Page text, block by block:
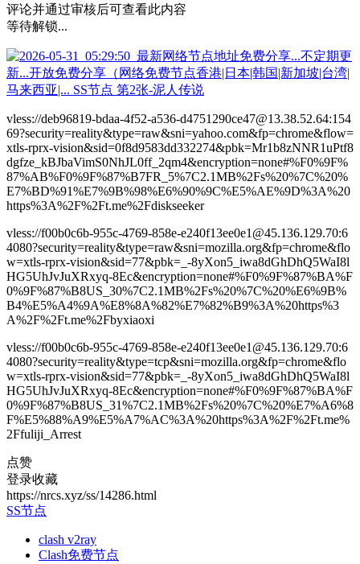
评论并通过审核后可查看此内容
等待解锁...
vless://deb96819-bdaa-4f52-a536-d4751290ce47@13.38.52.64:154
69?security=reality&type=raw&sni=yahoo.com&fp=chrome&flow=
xtls-rprx-vision&sid=0f8d9583dd332274&pbk=Mr1b8zNNR1uPtf8
dgfze_kBJbaVimS0NhJL0ff_2qm4&encryption=none#%F0%9F%
87%AB%F0%9F%87%B7FR_5%7C2.1MB%2Fs%20%7C%20%
E7%BD%91%E7%9B%98%E6%90%9C%E5%AE%9D%3A%20
https%3A%2F%2Ft.me%2Fdiskseeker
vless://f00b0c6b-955c-4769-858e-e240f13ee0e1@45.136.129.70:6
4080?security=reality&type=raw&sni=mozilla.org&fp=chrome&flo
w=xtls-rprx-vision&sid=77&pbk=_-8yXon5_iwa8dGhDhQ5WaI8l
HG5UhJvJuXRxyq-8Ec&encryption=none#%F0%9F%87%BA%F
0%9F%87%B8US_30%7C2.1MB%2Fs%20%7C%20%E6%9B%
B4%E5%A4%9A%E8%8A%82%E7%82%B9%3A%20https%3
A%2F%2Ft.me%2Fbyxiaoxi
vless://f00b0c6b-955c-4769-858e-e240f13ee0e1@45.136.129.70:6
4080?security=reality&type=tcp&sni=mozilla.org&fp=chrome&flo
w=xtls-rprx-vision&sid=77&pbk=_-8yXon5_iwa8dGhDhQ5WaI8l
HG5UhJvJuXRxyq-8Ec&encryption=none#%F0%9F%87%BA%F
0%9F%87%B8US_31%7C2.1MB%2Fs%20%7C%20%E7%A6%8
F%E5%88%A9%E5%A7%AC%3A%20https%3A%2F%2Ft.me%
2Ffuliji_Arrest
点赞
登录收藏
https://nrcs.xyz/ss/14286.html
SS节点
clash v2ray
Clash免费节点